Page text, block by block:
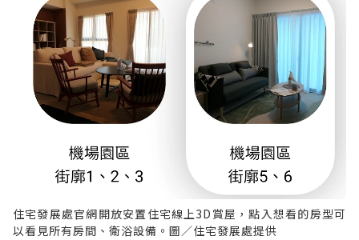
住宅發展處官網開放安置住宅線上3D賞屋，點入想看的房型可
以看見所有房間、衛浴設備。圖／住宅發展處提供